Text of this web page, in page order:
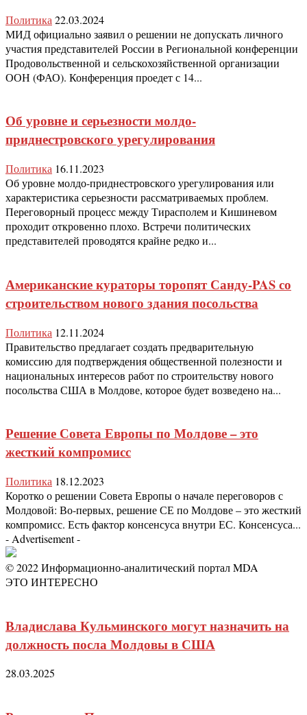
Политика 22.03.2024
МИД официально заявил о решении не допускать личного
участия представителей России в Региональной конференции
Продовольственной и сельскохозяйственной организации
ООН (ФАО). Конференция проедет с 14...
Об уровне и серьезности молдо-
приднестровского урегулирования
Политика 16.11.2023
Об уровне молдо-приднестровского урегулирования или
характеристика серьезности рассматриваемых проблем.
Переговорный процесс между Тирасполем и Кишиневом
проходит откровенно плохо. Встречи политических
представителей проводятся крайне редко и...
Американские кураторы торопят Санду-PAS со
строительством нового здания посольства
Политика 12.11.2024
Правительство предлагает создать предварительную
комиссию для подтверждения общественной полезности и
национальных интересов работ по строительству нового
посольства США в Молдове, которое будет возведено на...
Решение Совета Европы по Молдове – это
жесткий компромисс
Политика 18.12.2023
Коротко о решении Совета Европы о начале переговоров с
Молдовой: Во-первых, решение СЕ по Молдове – это жесткий
компромисс. Есть фактор консенсуса внутри ЕС. Консенсуса...
- Advertisement -
© 2022 Информационно-аналитический портал MDA
ЭТО ИНТЕРЕСНО
Владислава Кульминского могут назначить на
должность посла Молдовы в США
28.03.2025